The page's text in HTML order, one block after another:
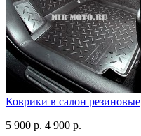
Коврики в салон резиновые
5 900 р. 4 900 р.